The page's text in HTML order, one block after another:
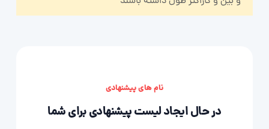
نام های پیشنهادی
در حال ایجاد لیست پیشنهادی برای شما